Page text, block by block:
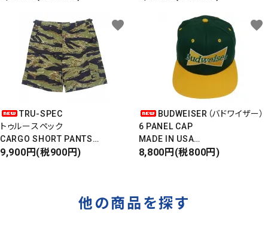
タイガーカモ
TRU-SPEC
トゥルースペック
CARGO SHORT PANTS
カーゴショートパンツ
9,900円(税900円)
favorite
BUDWEISER（バドワイザー）
6 PANEL CAP
MADE IN USA
Front Design
8,800円(税800円)
favorite
他の商品を探す